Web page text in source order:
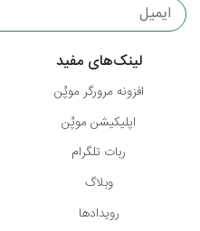
لینک‌های مفید
افزونه مرورگر موپُن
اپلیکیشن موپُن
ربات تلگرام
وبلاگ
رویدادها